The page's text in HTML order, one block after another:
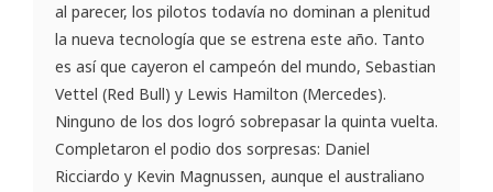
al parecer, los pilotos todavía no dominan a plenitud
la nueva tecnología que se estrena este año. Tanto
es así que cayeron el campeón del mundo, Sebastian
Vettel (Red Bull) y Lewis Hamilton (Mercedes).
Ninguno de los dos logró sobrepasar la quinta vuelta.
Completaron el podio dos sorpresas: Daniel
Ricciardo y Kevin Magnussen, aunque el australiano